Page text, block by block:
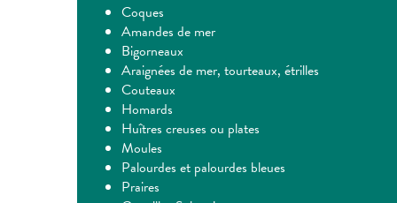
Coques
Amandes de mer
Bigorneaux
Araignées de mer, tourteaux, étrilles
Couteaux
Homards
Huîtres creuses ou plates
Moules
Palourdes et palourdes bleues
Praires